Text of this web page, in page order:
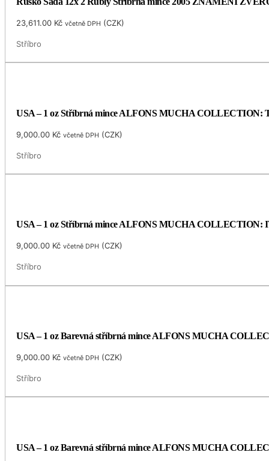
23,611.00 Kč včetně DPH (CZK)
Stříbro
USA – 1 oz Stříbrná mince ALFONS MUCHA COLLECTION:
9,000.00 Kč včetně DPH (CZK)
Stříbro
USA – 1 oz Stříbrná mince ALFONS MUCHA COLLECTION:
9,000.00 Kč včetně DPH (CZK)
Stříbro
USA – 1 oz Barevná stříbrná mince ALFONS MUCHA
9,000.00 Kč včetně DPH (CZK)
Stříbro
USA – 1 oz Barevná stříbrná mince ALFONS MUCHA